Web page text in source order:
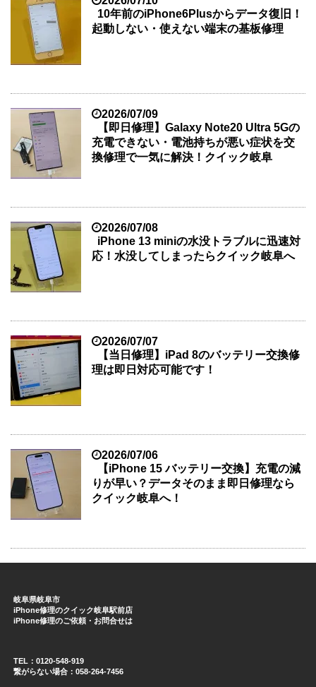
10年前のiPhone6Plusからデータ復旧！
起動しない・使えない端末の基板修理
2026/07/09
【即日修理】Galaxy Note20 Ultra 5Gの
充電できない・電池持ちが悪い症状を交
換修理で一気に解決！クイック岐阜
2026/07/08
iPhone 13 miniの水没トラブルに迅速対
応！水没してしまったらクイック岐阜へ
2026/07/07
【当日修理】iPad 8のバッテリー交換修
理は即日対応可能です！
2026/07/06
【iPhone 15 バッテリー交換】充電の減
りが早い？データそのまま即日修理なら
クイック岐阜へ！
岐阜県岐阜市
iPhone修理のクイック岐阜駅前店
iPhone修理のご依頼・お問合せは
TEL：0120-548-919
繋がらない場合：058-264-7456